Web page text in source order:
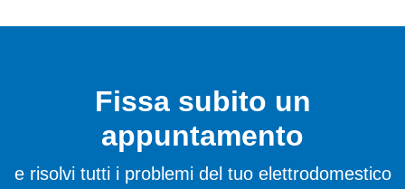
Fissa subito un
appuntamento
e risolvi tutti i problemi del tuo elettrodomestico